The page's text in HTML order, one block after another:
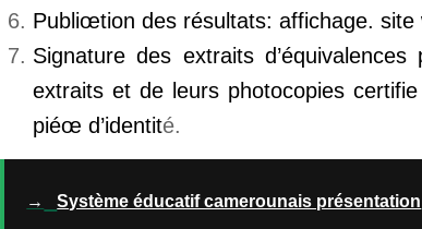
Publiœtion des résultats: affichage. site
Signature des extraits
extraits et de leurs photocopies
piéœ d’identité.
→ Système éducatif camerounais présentation